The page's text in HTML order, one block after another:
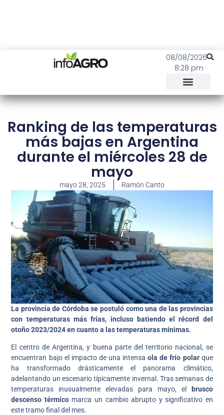
08/08/2026
8:28 pm
Ranking de las temperaturas
más bajas en Argentina
durante el miércoles 28 de
mayo
mayo 28, 2025 Ramón Canto
La provincia de Córdoba se postuló como una de las provincias
con temperaturas más frías, incluso batiendo el récord del
otoño 2023/2024 en cuanto a las temperaturas mínimas.
El centro de Argentina, y buena parte del territorio nacional, se
encuentran bajo el impacto de una intensaola de frío polarque
ha transformado drásticamente el panorama climático,
adelantando un escenario típicamente invernal. Tras semanas de
temperaturas inusualmente elevadas para mayo, el
brusco
descenso térmicomarca un cambio abrupto y significativo en
este tramo final del mes.